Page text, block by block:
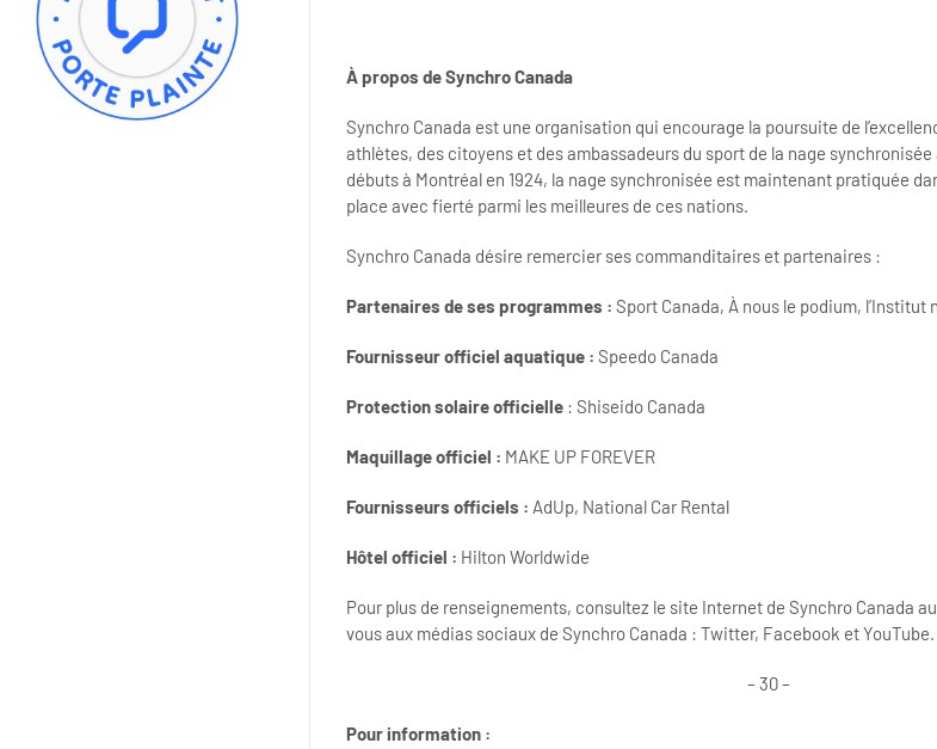
À propos de Synchro Canada
Synchro Canada est une organisation qui encourage la poursuite de
athlètes, des citoyens et des ambassadeurs du sport de la nage
débuts à Montréal en 1924, la nage synchronisée est maintenant pratiquée
place avec fierté parmi les meilleures de ces nations.
Synchro Canada désire remercier ses commanditaires et partenaires :
Partenaires de ses programmes : Sport Canada, À nous le podium, l’Institut
Fournisseur officiel aquatique : Speedo Canada
Protection solaire officielle : Shiseido Canada
Maquillage officiel : MAKE UP FOREVER
Fournisseurs officiels : AdUp, National Car Rental
Hôtel officiel : Hilton Worldwide
Pour plus de renseignements, consultez le site Internet de Synchro Canada
vous aux médias sociaux de Synchro Canada : Twitter, Facebook et YouTube.
– 30 –
Pour information :